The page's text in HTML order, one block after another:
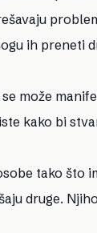
ih preneti
može
kako bi
tako što
druge.